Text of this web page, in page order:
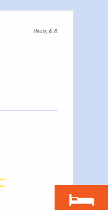
Heute, 6. 8.